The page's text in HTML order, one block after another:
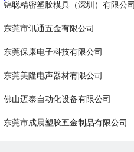
锦聪精密塑胶模具（深圳）有限公司
东莞市讯通五金有限公司
东莞保康电子科技有限公司
东莞美隆电声器材有限公司
佛山迈泰自动化设备有限公司
东莞市成晨塑胶五金制品有限公司